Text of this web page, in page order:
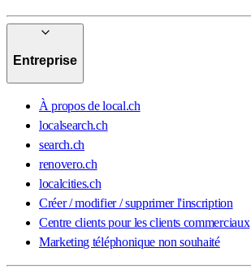
Entreprise
À propos de local.ch
localsearch.ch
search.ch
renovero.ch
localcities.ch
Créer / modifier / supprimer l'inscription
Centre clients pour les clients commerciaux
Marketing téléphonique non souhaité